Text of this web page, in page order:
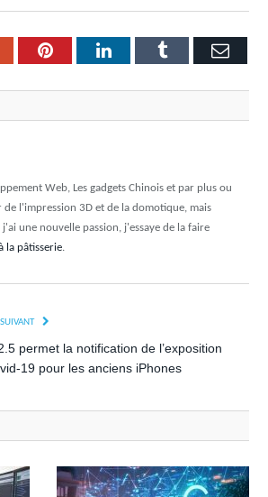
PinterestLinkedInTumblr Email
Web, Les gadgets Chinois et par plus ou
l'impression 3D et de la domotique, mais
une nouvelle passion, j'essaye de la faire
la pâtisserie.
permet la notification de l’exposition
19 pour les anciens iPhones